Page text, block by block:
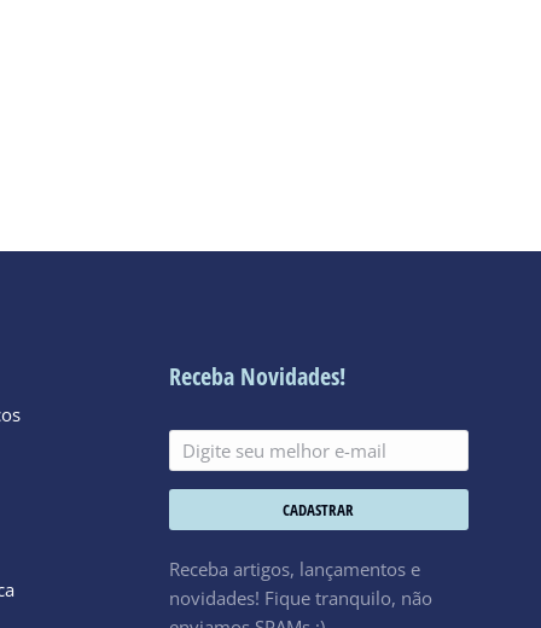
Receba Novidades!
CADASTRAR
Receba artigos, lançamentos e
novidades! Fique tranquilo, não